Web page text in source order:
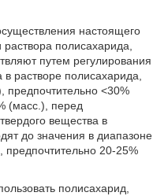
настоящего
раствора полисахарида,
путем регулирования
в растворе полисахарида,
предпочтительно <30%
(масс.), перед
вещества в
до значения в диапазоне
20-25%
полисахарид,